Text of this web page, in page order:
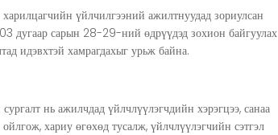
үйлчилгээний ажилтнуудад зориулсан
дугаар сарын 28-29-ний өдрүүдэд зохион байгуулах
идэвхтэй хамрагдахыг урьж байна.
нь ажилчдад үйлчлүүлэгчдийн хэрэгцээ, санаа
хариу өгөхөд тусалж, үйлчлүүлэгчийн сэтгэл